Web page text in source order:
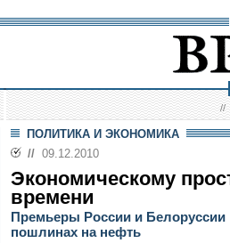
//
ПОЛИТИКА И ЭКОНОМИКА
// 09.12.2010
Экономическому
времени
Премьеры России и Белоруссии
пошлинах на нефть